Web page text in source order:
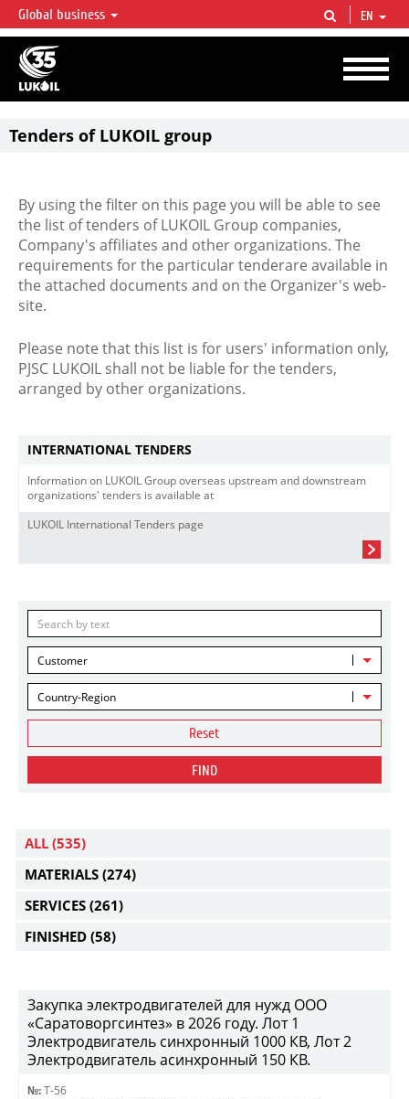
LUKOIL OVERVIEW
LUKOIL is one of the largest oil & gas vertical integrated companies in the world
accounting for over 2% of crude production and circa 1% of proved hydrocarbon
reserves globally.
Global business EN
Tenders of LUKOIL group
By using the filter on this page you will be able to see
the list of tenders of LUKOIL Group companies,
Company's affiliates and other organizations. The
requirements for the particular tenderare available in
the attached documents and on the Organizer's web-
site.
Please note that this list is for users' information only,
PJSC LUKOIL shall not be liable for the tenders,
arranged by other organizations.
INTERNATIONAL TENDERS
Information on LUKOIL Group overseas upstream and downstream
organizations' tenders is available at
LUKOIL International Tenders page
Customer
Country-Region
Reset
FIND
ALL (535)
MATERIALS (274)
SERVICES (261)
FINISHED (58)
Закупка электродвигателей для нужд ООО
«Саратоворгсинтез» в 2026 году. Лот 1
Электродвигатель синхронный 1000 КВ, Лот 2
Электродвигатель асинхронный 150 КВ.
№: Т-56